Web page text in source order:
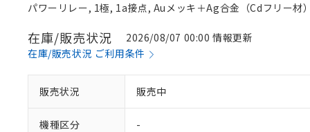
パワーリレー, 1極, 1a接点, Auメッキ＋Ag合金（Cdフリー材
在庫/販売状況
2026/08/07 00:00 情報更新
在庫/販売状況 ご利用条件
販売状況 販売中
機種区分 -